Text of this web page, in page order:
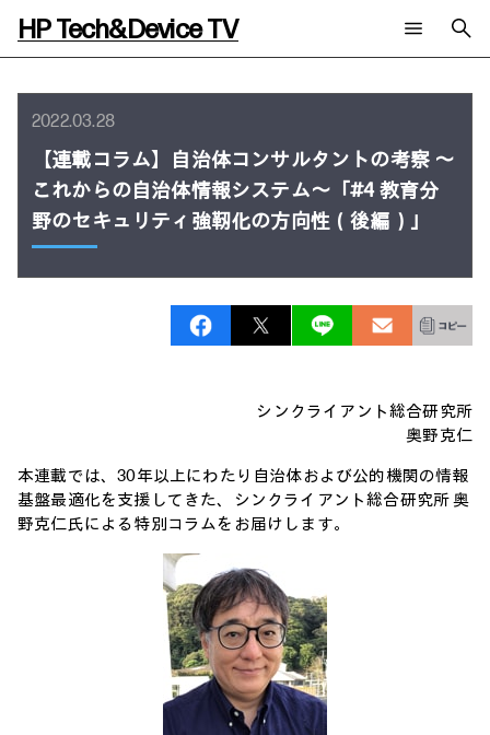
HP Tech&Device TV
全てのコンテンツ
チャンネル
AIの進化と活用事例
製品トレンド & レビュー
サイバーセキュリティ
教育とテクノロジー
事例
イベントレポート
AIワークステーション
Poly
WXP（DEXツール）
ご相談
日本HP 公式Webサイト
2022.03.28
【連載コラム】自治体コンサルタントの考察 ～
これからの自治体情報システム～「#4 教育分
野のセキュリティ強靭化の方向性（後編）」
シンクライアント総合研究所
奥野克仁
本連載では、30年以上にわたり自治体および公的機関の情報
基盤最適化を支援してきた、シンクライアント総合研究所 奥
野克仁氏による特別コラムをお届けします。